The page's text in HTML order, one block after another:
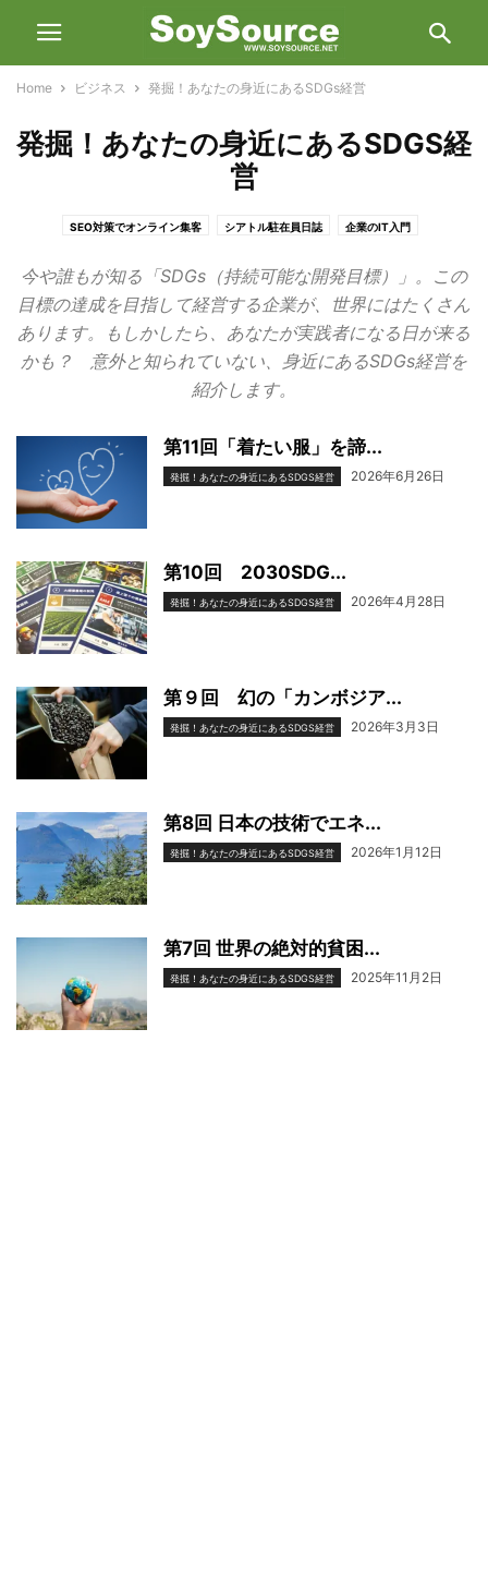
Home ビジネス 発掘！あなたの身近にあるSDGs経営
発掘！あなたの身近にあるSDGS経
営
SEO対策でオンライン集客 シアトル駐在員日誌 企業のIT入門
通訳・翻訳の現場から見えるアメリカ文化
今や誰もが知る「SDGs（持続可能な開発目標）」。この
目標の達成を目指して経営する企業が、世界にはたくさん
あります。もしかしたら、あなたが実践者になる日が来る
かも？ 意外と知られていない、身近にあるSDGs経営を
紹介します。
第11回「着たい服」を諦...
発掘！あなたの身近にあるSDGS経営 2026年6月26日
第10回 2030SDG...
発掘！あなたの身近にあるSDGS経営 2026年4月28日
第９回 幻の「カンボジア...
発掘！あなたの身近にあるSDGS経営 2026年3月3日
第8回 日本の技術でエネ...
発掘！あなたの身近にあるSDGS経営 2026年1月12日
第7回 世界の絶対的貧困...
発掘！あなたの身近にあるSDGS経営 2025年11月2日